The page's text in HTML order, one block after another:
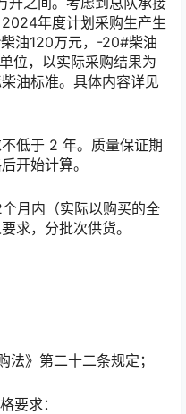
年度计划采购生产生
油120万元，-20#柴油
位，以实际采购结果为
油标准。具体内容详见
低于 2 年。质量保证期
开始计算。
月内（实际以购买的全
求，分批次供货。
法》第二十二条规定；
要求：